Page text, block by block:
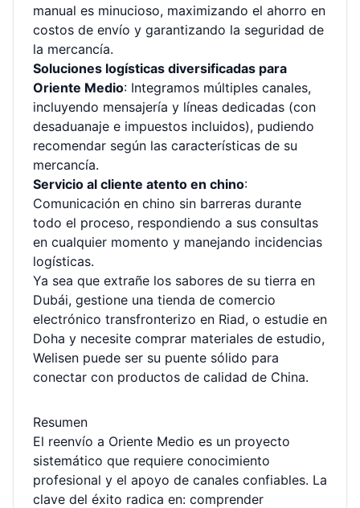
manual es minucioso, maximizando el ahorro en
costos de envío y garantizando la seguridad de
la mercancía.
Soluciones logísticas diversificadas para
Oriente Medio: Integramos múltiples canales,
incluyendo mensajería y líneas dedicadas (con
desaduanaje e impuestos incluidos), pudiendo
recomendar según las características de su
mercancía.
Servicio al cliente atento en chino:
Comunicación en chino sin barreras durante
todo el proceso, respondiendo a sus consultas
en cualquier momento y manejando incidencias
logísticas.
Ya sea que extrañe los sabores de su tierra en
Dubái, gestione una tienda de comercio
electrónico transfronterizo en Riad, o estudie en
Doha y necesite comprar materiales de estudio,
Welisen puede ser su puente sólido para
conectar con productos de calidad de China.
Resumen
El reenvío a Oriente Medio es un proyecto
sistemático que requiere conocimiento
profesional y el apoyo de canales confiables. La
clave del éxito radica en: comprender